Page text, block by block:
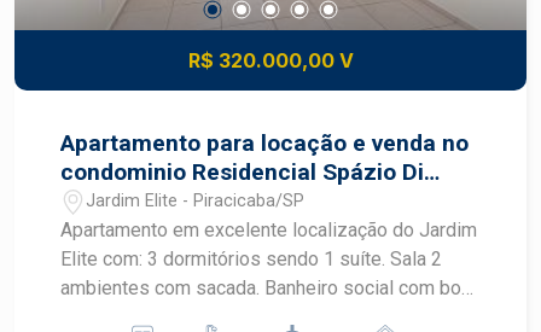
R$ 320.000,00 V
Apartamento para locação e venda no
condominio Residencial Spázio Di
Pádua
Jardim Elite - Piracicaba/SP
Apartamento em excelente localização do Jardim
Elite com: 3 dormitórios sendo 1 suíte. Sala 2
ambientes com sacada. Banheiro social com box